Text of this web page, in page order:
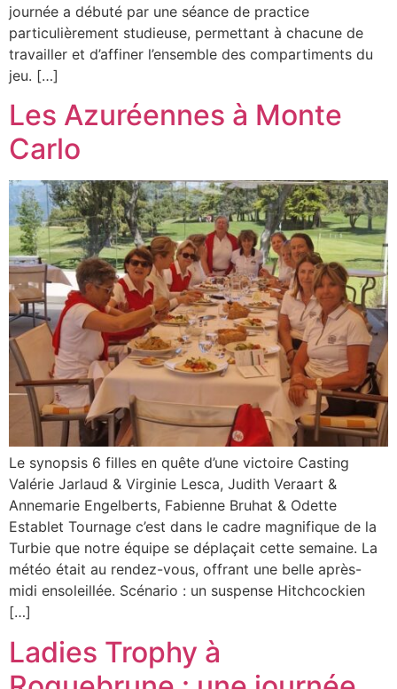
journée a débuté par une séance de practice
particulièrement studieuse, permettant à chacune de
travailler et d’affiner l’ensemble des compartiments du
jeu. […]
Les Azuréennes à Monte
Carlo
Le synopsis 6 filles en quête d’une victoire Casting
Valérie Jarlaud & Virginie Lesca, Judith Veraart &
Annemarie Engelberts, Fabienne Bruhat & Odette
Establet Tournage c’est dans le cadre magnifique de la
Turbie que notre équipe se déplaçait cette semaine. La
météo était au rendez-vous, offrant une belle après-
midi ensoleillée. Scénario : un suspense Hitchcockien
[…]
Ladies Trophy à